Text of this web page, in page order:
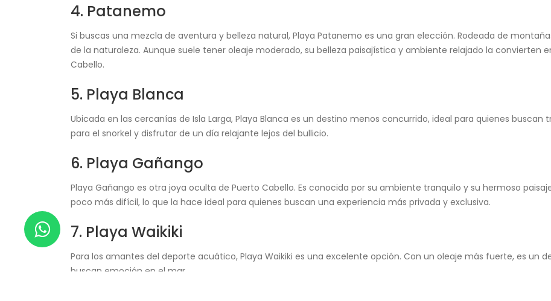
4. Patanemo
Si buscas una mezcla de aventura y belleza natural, Playa Patanemo es una gran elección. Rodeada de
de la naturaleza. Aunque suele tener oleaje moderado, su belleza paisajística y ambiente relajado la convierten
Cabello.
5. Playa Blanca
Ubicada en las cercanías de Isla Larga, Playa Blanca es un destino menos concurrido, ideal para quienes buscan
para el snorkel y disfrutar de un día relajante lejos del bullicio.
6. Playa Gañango
Playa Gañango es otra joya oculta de Puerto Cabello. Es conocida por su ambiente tranquilo y su hermoso
poco más difícil, lo que la hace ideal para quienes buscan una experiencia más privada y exclusiva.
7. Playa Waikiki
Para los amantes del deporte acuático, Playa Waikiki es una excelente opción. Con un oleaje más fuerte, es un
buscan emoción en el mar.